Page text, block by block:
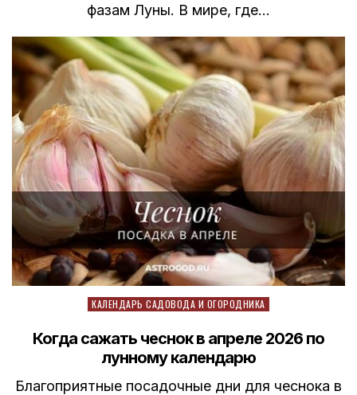
фазам Луны. В мире, где…
Posted
КАЛЕНДАРЬ САДОВОДА И ОГОРОДНИКА
Когда сажать чеснок в апреле 2026 по
лунному календарю
Благоприятные посадочные дни для чеснока в